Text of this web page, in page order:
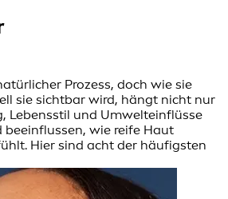
Prozess, doch wie sie
sie sichtbar wird, hängt nicht nur
Lebensstil und Umwelteinflüsse
beeinflussen, wie reife Haut
Hier sind acht der häufigsten